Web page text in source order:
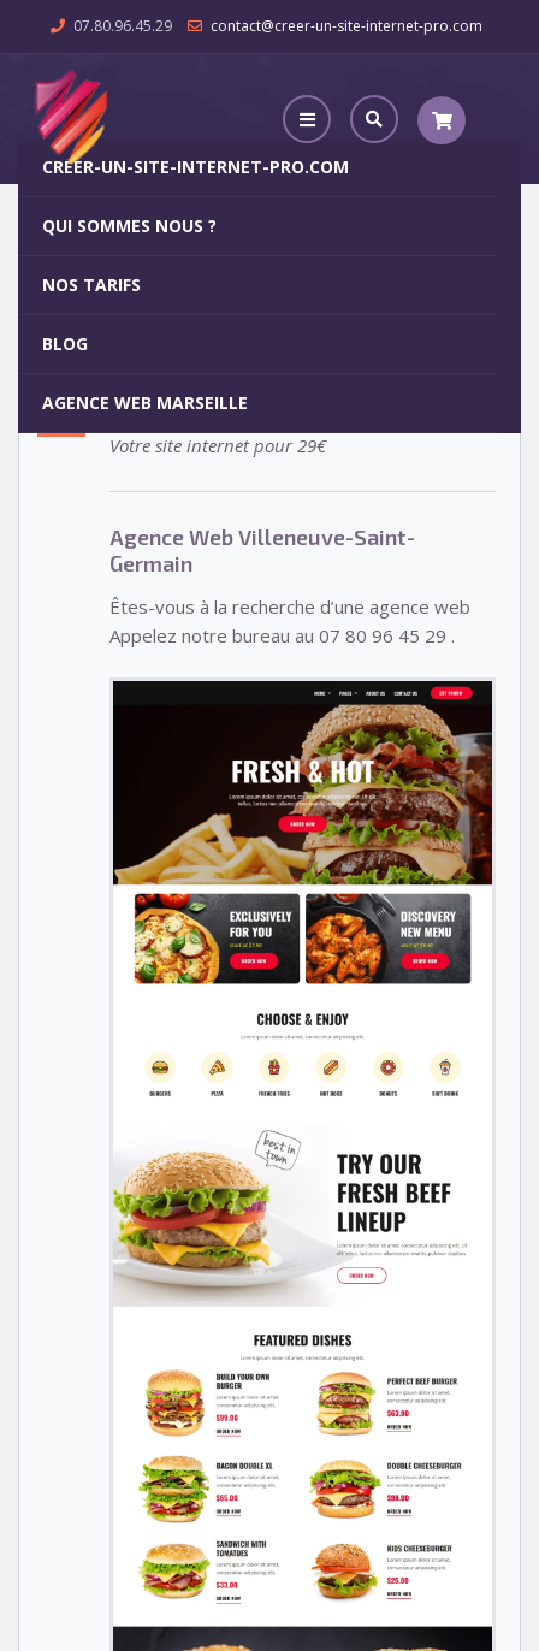
07.80.96.45.29 contact@creer-un-site-internet-pro.com
CREER-UN-SITE-INTERNET-PRO.COM
QUI SOMMES NOUS ?
NOS TARIFS
BLOG
AGENCE WEB MARSEILLE
5
Votre site internet pour 29€
Agence Web Villeneuve-Saint-
Germain
Êtes-vous à la recherche d’une agence web
Appelez notre bureau au 07 80 96 45 29 .